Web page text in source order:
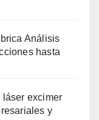
Análisis
hasta
láser excimer
y